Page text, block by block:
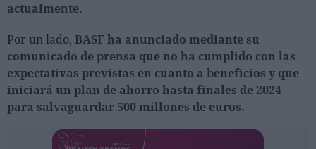
Lujo
Eventos
Agenda de actividades
Ferias sectoriales
Formaciones destacadas
actualmente.
Por un lado, BASF ha anunciado mediante su
comunicado de prensa que no ha cumplido con las
expectativas previstas en cuanto a beneficios y que
iniciará un plan de ahorro hasta finales de 2024
para salvaguardar 500 millones de euros.